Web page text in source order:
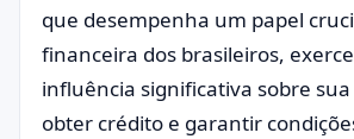
que desempenha um papel
financeira dos brasileiros,
influência significativa sobre
obter crédito e garantir